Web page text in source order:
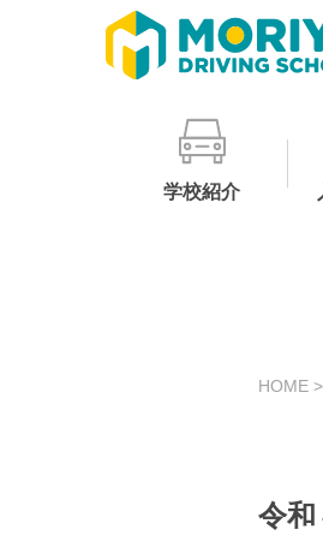
学校紹介
HOME >
令和